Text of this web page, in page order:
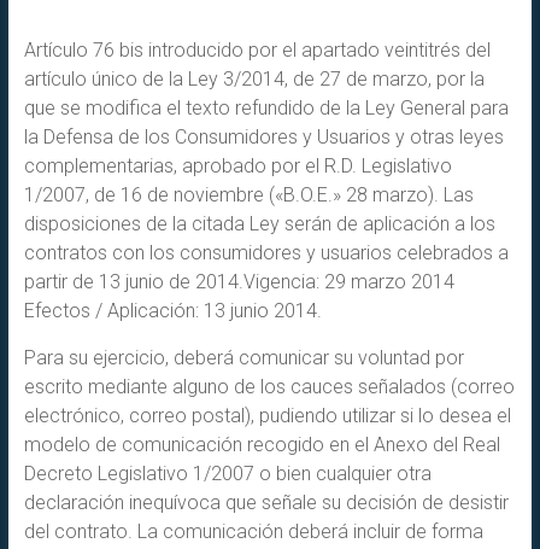
Artículo 76 bis introducido por el apartado veintitrés del
artículo único de la Ley 3/2014, de 27 de marzo, por la
que se modifica el texto refundido de la Ley General para
la Defensa de los Consumidores y Usuarios y otras leyes
complementarias, aprobado por el R.D. Legislativo
1/2007, de 16 de noviembre («B.O.E.» 28 marzo). Las
disposiciones de la citada Ley serán de aplicación a los
contratos con los consumidores y usuarios celebrados a
partir de 13 junio de 2014.Vigencia: 29 marzo 2014
Efectos / Aplicación: 13 junio 2014.
Para su ejercicio, deberá comunicar su voluntad por
escrito mediante alguno de los cauces señalados (correo
electrónico, correo postal), pudiendo utilizar si lo desea el
modelo de comunicación recogido en el Anexo del Real
Decreto Legislativo 1/2007 o bien cualquier otra
declaración inequívoca que señale su decisión de desistir
del contrato. La comunicación deberá incluir de forma